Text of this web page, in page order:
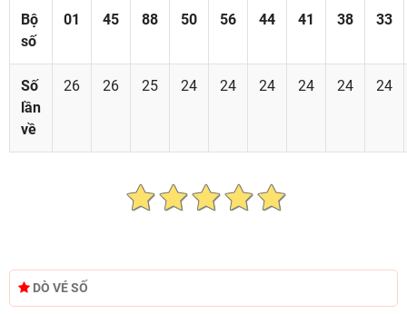
DÒ VÉ SỐ
Bộ
số
01 45 88 50 56 44 41 38 33
Số
lần
về
26 26 25 24 24 24 24 24 24